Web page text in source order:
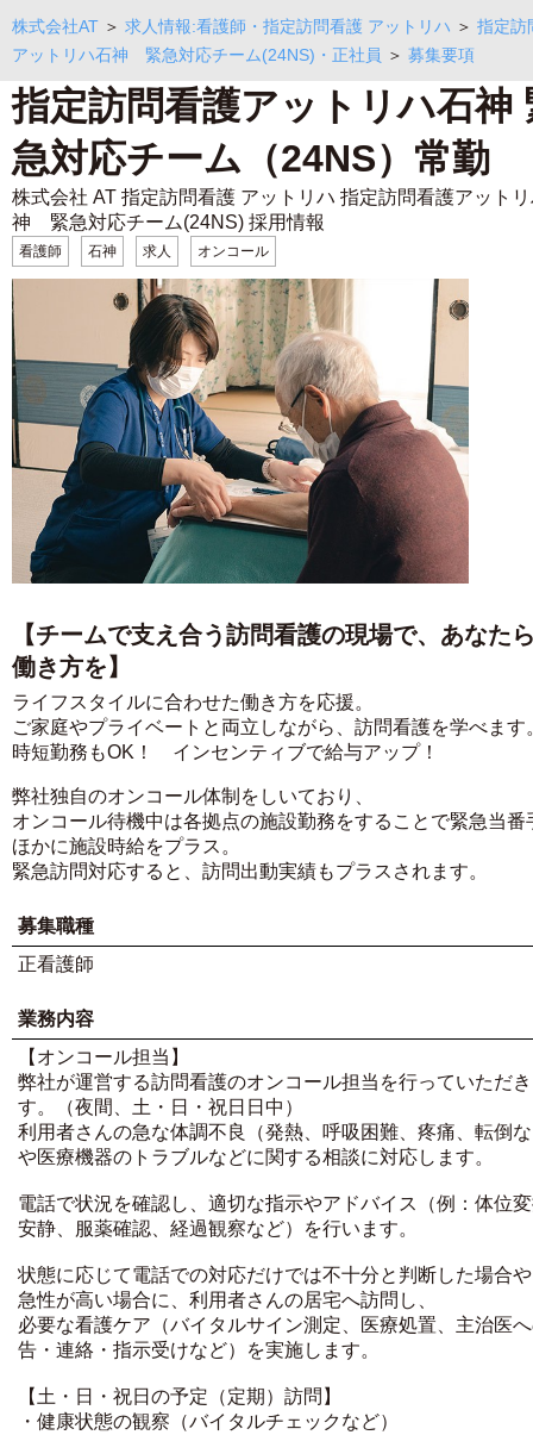
株式会社AT ＞ 求人情報:看護師・指定訪問看護 アットリハ ＞ 指定訪
アットリハ石神 緊急対応チーム(24NS)・正社員 ＞ 募集要項
指定訪問看護アットリハ石神
急対応チーム（24NS）常勤
株式会社 AT 指定訪問看護 アットリハ 指定訪問看護アット
神 緊急対応チーム(24NS) 採用情報
看護師 石神 求人 オンコール
【チームで支え合う訪問看護の現場で、あなた
働き方を】
ライフスタイルに合わせた働き方を応援。
ご家庭やプライベートと両立しながら、訪問看護を学べます
時短勤務もOK！ インセンティブで給与アップ！
弊社独自のオンコール体制をしいており、
オンコール待機中は各拠点の施設勤務をすることで緊急当番
ほかに施設時給をプラス。
緊急訪問対応すると、訪問出動実績もプラスされます。
募集職種
正看護師
業務内容
【オンコール担当】
弊社が運営する訪問看護のオンコール担当を行っていただ
す。（夜間、土・日・祝日日中）
利用者さんの急な体調不良（発熱、呼吸困難、疼痛、転倒
や医療機器のトラブルなどに関する相談に対応します。
電話で状況を確認し、適切な指示やアドバイス（例：体位
安静、服薬確認、経過観察など）を行います。
状態に応じて電話での対応だけでは不十分と判断した場合
急性が高い場合に、利用者さんの居宅へ訪問し、
必要な看護ケア（バイタルサイン測定、医療処置、主治医
告・連絡・指示受けなど）を実施します。
【土・日・祝日の予定（定期）訪問】
・健康状態の観察（バイタルチェックなど）